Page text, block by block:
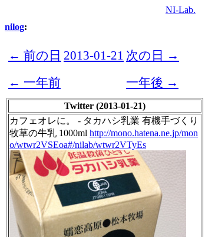
NI-Lab.
nilog:
← 前の日 2013-01-21 次の日 →
← 一年前
一年後 →
Twitter (2013-01-21)
カフェオレに。 - タカハシ乳業 有機手づくり
牧草の牛乳 1000ml http://mono.hatena.ne.jp/mon
o/wtwr2VSEoa#/nilab/wtwr2VTyEs